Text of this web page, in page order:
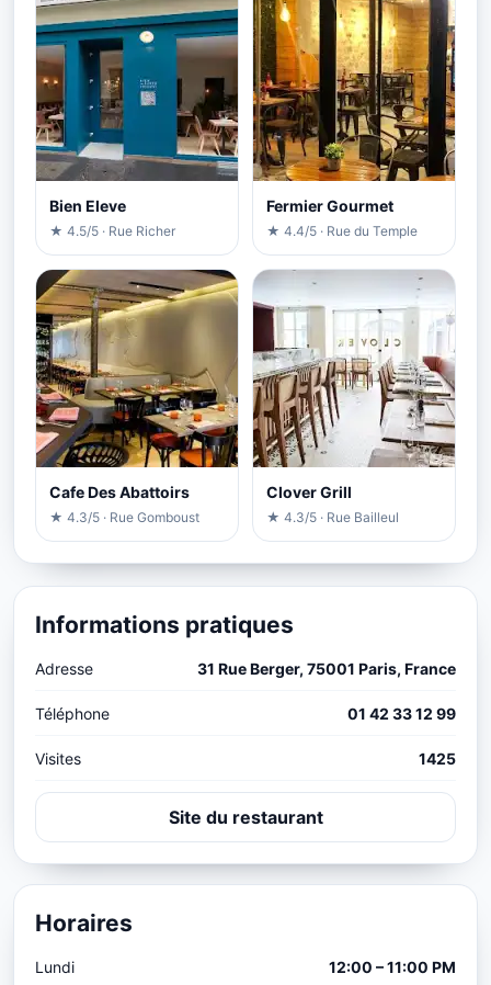
Bien Eleve
★ 4.5/5 · Rue Richer
Fermier Gourmet
★ 4.4/5 · Rue du Temple
Cafe Des Abattoirs
★ 4.3/5 · Rue Gomboust
Clover Grill
★ 4.3/5 · Rue Bailleul
Informations pratiques
Adresse 31 Rue Berger, 75001 Paris, France
Téléphone 01 42 33 12 99
Visites 1425
Site du restaurant
Horaires
Lundi 12:00 – 11:00 PM